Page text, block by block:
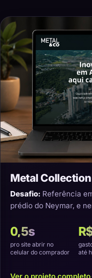
Metal Collection
Desafio: Referência
prédio do Neymar, e
0,5s
pro site abrir no
celular do comprador
até